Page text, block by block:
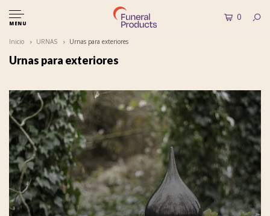
MENU
0
Inicio URNAS Urnas para exteriores
Urnas para exteriores